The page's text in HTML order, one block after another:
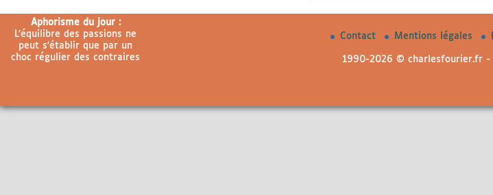
Aphorisme du jour :
L’équilibre des passions ne
peut s’établir que par un
choc régulier des contraires
Contact Mentions légales
1990-2026 © charlesfourier.fr -